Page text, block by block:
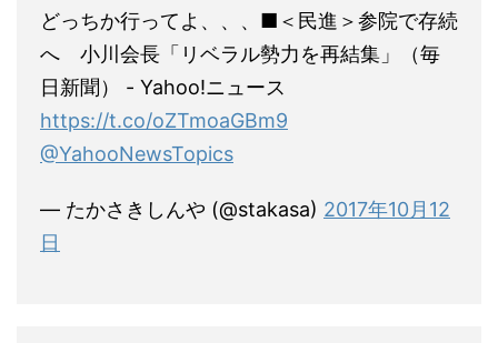
どっちか行ってよ、、、■＜民進＞参院で存続
へ 小川会長「リベラル勢力を再結集」（毎
日新聞） - Yahoo!ニュース
https://t.co/oZTmoaGBm9
@YahooNewsTopics
— たかさきしんや (@stakasa) 2017年10月12
日